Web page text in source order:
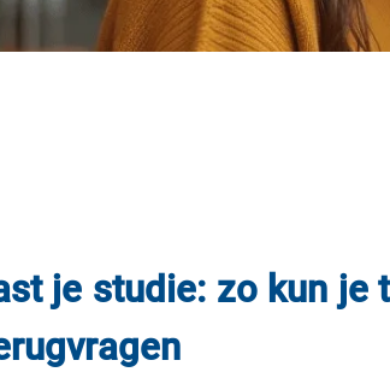
je studie: zo kun je